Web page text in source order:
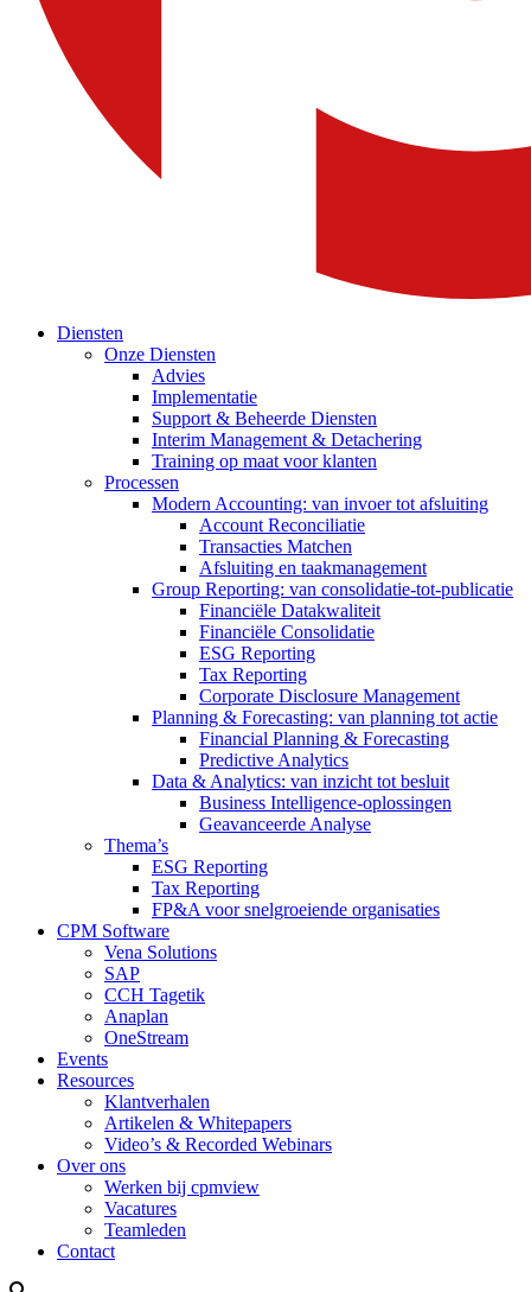
Diensten
Onze Diensten
Advies
Implementatie
Support & Beheerde Diensten
Interim Management & Detachering
Training op maat voor klanten
Processen
Modern Accounting: van invoer tot afsluiting
Account Reconciliatie
Transacties Matchen
Afsluiting en taakmanagement
Group Reporting: van consolidatie-tot-publicatie
Financiële Datakwaliteit
Financiële Consolidatie
ESG Reporting
Tax Reporting
Corporate Disclosure Management
Planning & Forecasting: van planning tot actie
Financial Planning & Forecasting
Predictive Analytics
Data & Analytics: van inzicht tot besluit
Business Intelligence-oplossingen
Geavanceerde Analyse
Thema’s
ESG Reporting
Tax Reporting
FP&A voor snelgroeiende organisaties
CPM Software
Vena Solutions
SAP
CCH Tagetik
Anaplan
OneStream
Events
Resources
Klantverhalen
Artikelen & Whitepapers
Video’s & Recorded Webinars
Over ons
Werken bij cpmview
Vacatures
Teamleden
Contact